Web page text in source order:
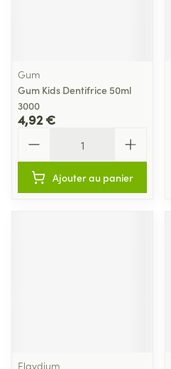
Gum
Gum Kids Dentifrice 50ml
3000
4,92 €
Ajouter au panier
Elgydium